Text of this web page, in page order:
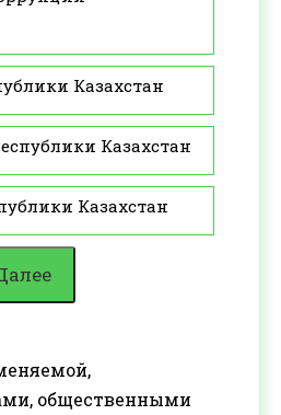
Казахстан
Казахстан
Казахстан
общественными